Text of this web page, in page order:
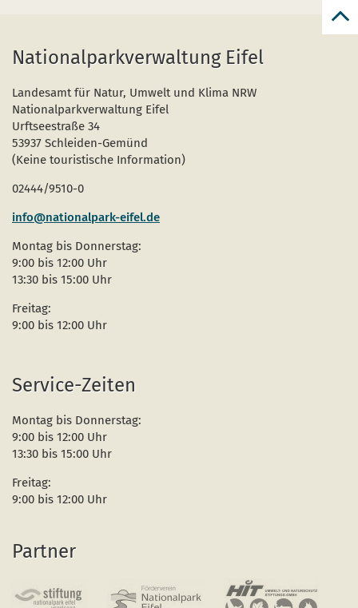
Nationalparkverwaltung Eifel
Landesamt für Natur, Umwelt und Klima NRW
Nationalparkverwaltung Eifel
Urftseestraße 34
53937 Schleiden-Gemünd
(Keine touristische Information)
02444/9510-0
info@nationalpark-eifel.de
Montag bis Donnerstag:
9:00 bis 12:00 Uhr
13:30 bis 15:00 Uhr
Freitag:
9:00 bis 12:00 Uhr
Service-Zeiten
Montag bis Donnerstag:
9:00 bis 12:00 Uhr
13:30 bis 15:00 Uhr
Freitag:
9:00 bis 12:00 Uhr
Partner